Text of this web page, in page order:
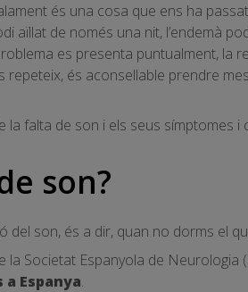
és una cosa que ens ha
aïllat de només una nit, l’endemà
es presenta puntualment, la
repeteix, és aconsellable prendre
falta de son i els seus símptomes i
son?
son, és a dir, quan no dorms el
Societat Espanyola de Neurologia
Espanya.